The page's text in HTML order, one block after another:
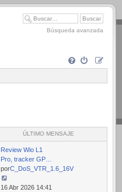
Búsqueda avanzada
ÚLTIMO MENSAJE
Review Wio L1
Pro, tracker GP…
porC_DoS_VTR_1.6_16V
Ver
16 Abr 2026 14:41